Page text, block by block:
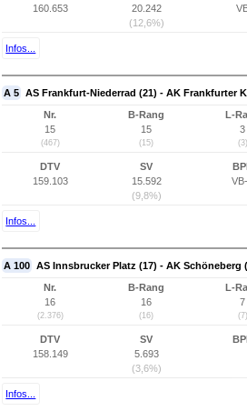
160.653
20.242
(12,6%)
Infos...
A 5 AS Frankfurt-Niederrad (21) - AK Frankfurter
Nr.
15
(467)
B-Rang
15
(15)
L-
3
(3)
DTV
159.103
SV
15.592
(9,8%)
Infos...
A 100 AS Innsbrucker Platz (17) - AK Schöneberg
Nr.
16
(2.376)
B-Rang
16
(16)
L-
7
(7)
DTV
158.149
SV
5.693
(3,6%)
Infos...